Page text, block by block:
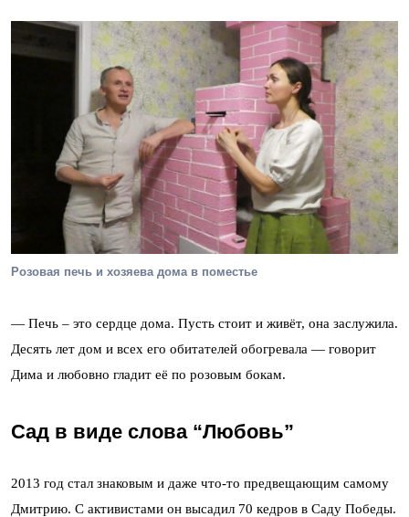
Розовая печь и хозяева дома в поместье
— Печь – это сердце дома. Пусть стоит и живёт, она заслужила.
Десять лет дом и всех его обитателей обогревала — говорит
Дима и любовно гладит её по розовым бокам.
Сад в виде слова “Любовь”
2013 год стал знаковым и даже что-то предвещающим самому
Дмитрию. С активистами он высадил 70 кедров в Саду Победы.